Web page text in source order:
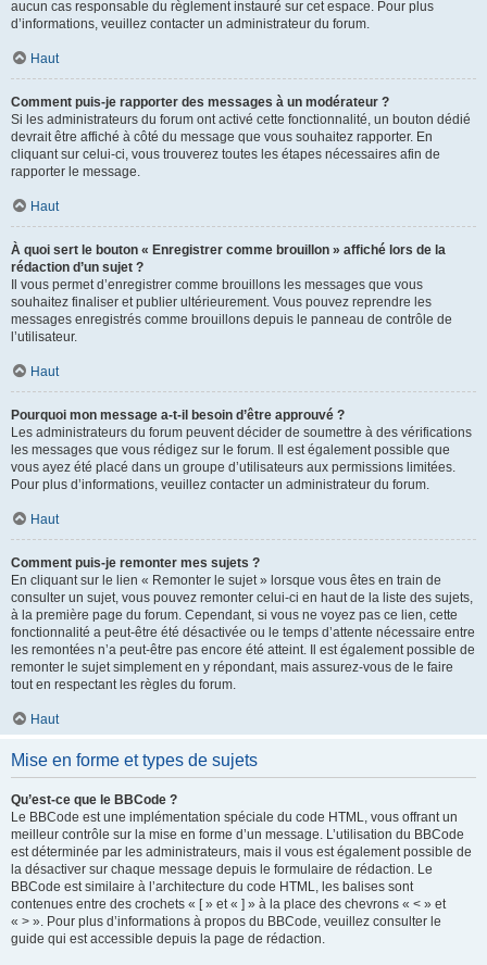
aucun cas responsable du règlement instauré sur cet espace. Pour plus
d’informations, veuillez contacter un administrateur du forum.
Haut
Comment puis-je rapporter des messages à un modérateur ?
Si les administrateurs du forum ont activé cette fonctionnalité, un bouton dédié
devrait être affiché à côté du message que vous souhaitez rapporter. En
cliquant sur celui-ci, vous trouverez toutes les étapes nécessaires afin de
rapporter le message.
Haut
À quoi sert le bouton « Enregistrer comme brouillon » affiché lors de la
rédaction d’un sujet ?
Il vous permet d’enregistrer comme brouillons les messages que vous
souhaitez finaliser et publier ultérieurement. Vous pouvez reprendre les
messages enregistrés comme brouillons depuis le panneau de contrôle de
l’utilisateur.
Haut
Pourquoi mon message a-t-il besoin d’être approuvé ?
Les administrateurs du forum peuvent décider de soumettre à des vérifications
les messages que vous rédigez sur le forum. Il est également possible que
vous ayez été placé dans un groupe d’utilisateurs aux permissions limitées.
Pour plus d’informations, veuillez contacter un administrateur du forum.
Haut
Comment puis-je remonter mes sujets ?
En cliquant sur le lien « Remonter le sujet » lorsque vous êtes en train de
consulter un sujet, vous pouvez remonter celui-ci en haut de la liste des sujets,
à la première page du forum. Cependant, si vous ne voyez pas ce lien, cette
fonctionnalité a peut-être été désactivée ou le temps d’attente nécessaire entre
les remontées n’a peut-être pas encore été atteint. Il est également possible de
remonter le sujet simplement en y répondant, mais assurez-vous de le faire
tout en respectant les règles du forum.
Haut
Mise en forme et types de sujets
Qu’est-ce que le BBCode ?
Le BBCode est une implémentation spéciale du code HTML, vous offrant un
meilleur contrôle sur la mise en forme d’un message. L’utilisation du BBCode
est déterminée par les administrateurs, mais il vous est également possible de
la désactiver sur chaque message depuis le formulaire de rédaction. Le
BBCode est similaire à l’architecture du code HTML, les balises sont
contenues entre des crochets « [ » et « ] » à la place des chevrons « < » et
« > ». Pour plus d’informations à propos du BBCode, veuillez consulter le
guide qui est accessible depuis la page de rédaction.